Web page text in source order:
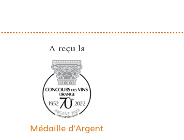
A reçu la
Médaille d'Argent